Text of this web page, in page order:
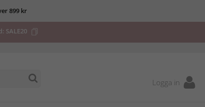
899 kr
SALE20
Logga in